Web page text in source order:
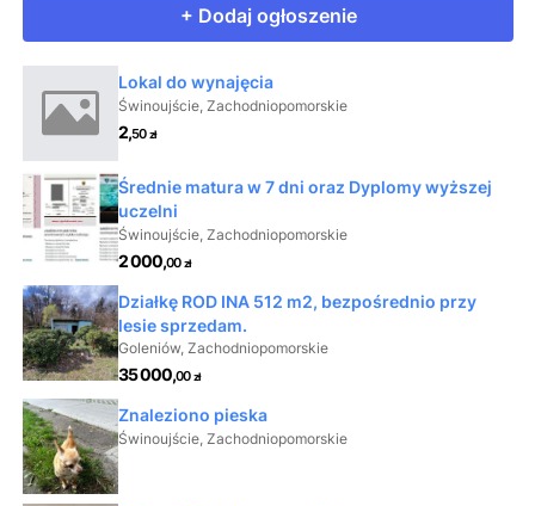
niebieskie grochy): Dries De Bondt (Team Jayco
AlUla)
Klasyfikacja Najaktywniejszego LOTTO
(niebieska koszulka):Radosław Frątczak
(Reprezentacja Polski)
Klasyfikacja Drużynowa DECATHLON:Alpecin-
Premier Tech
Premia ORLEN VITAY Najlepszy Polski
Zawodnik 2. etapu
(Reprezentacja Polski) – 9. miejsce
Przed peletonem kolejne wyzwania na trasie 83. Tour de
Pologne. Rywalizacja nabiera tempa, a kolarze zmierzają
w stronę kolejnych etapów prowadzących na południe
Polski.